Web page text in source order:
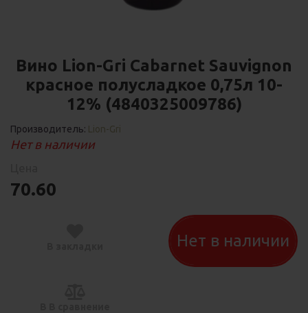
Вино Lion-Gri Cabarnet Sauvignon
красное полусладкое 0,75л 10-
12% (4840325009786)
Производитель: Lion-Gri
Нет в наличии
70.60
Нет в наличии